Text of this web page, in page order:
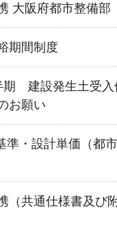
大阪府都市整備部
期間制度
建設発生土受入
お願い
準・設計単価（都
（共通仕様書及び